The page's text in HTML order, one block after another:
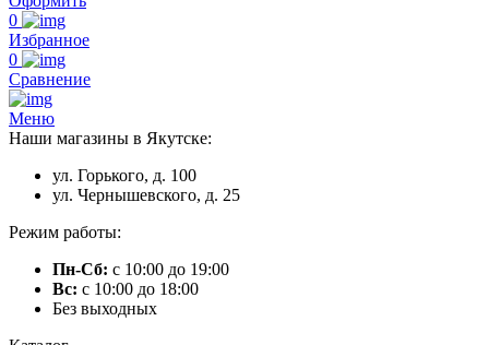
0
Избранное
0
Сравнение
Меню
Наши магазины в Якутске:
ул. Горького, д. 100
ул. Чернышевского, д. 25
Режим работы:
Пн-Сб: с 10:00 до 19:00
Вс: с 10:00 до 18:00
Без выходных